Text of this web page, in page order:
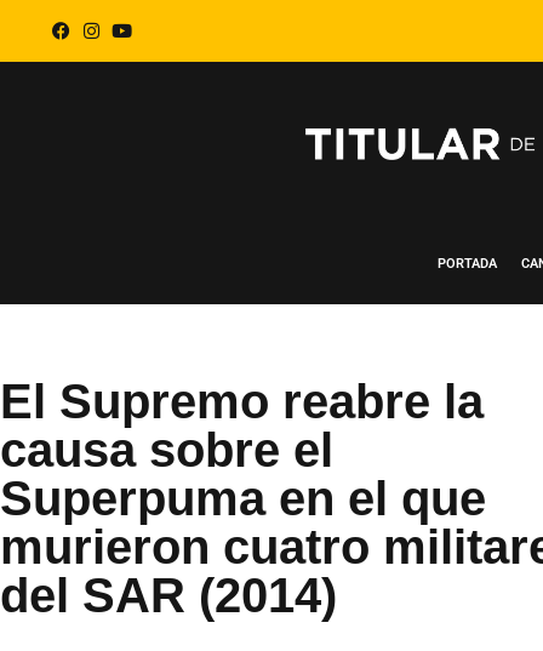
PORTADA
El Supremo reabre la
causa sobre el
Superpuma en el que
murieron cuatro
del SAR (2014)